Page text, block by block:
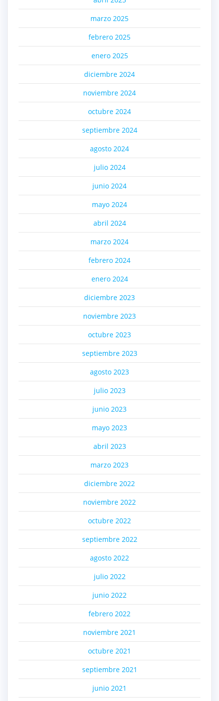
marzo 2025
febrero 2025
enero 2025
diciembre 2024
noviembre 2024
octubre 2024
septiembre 2024
agosto 2024
julio 2024
junio 2024
mayo 2024
abril 2024
marzo 2024
febrero 2024
enero 2024
diciembre 2023
noviembre 2023
octubre 2023
septiembre 2023
agosto 2023
julio 2023
junio 2023
mayo 2023
abril 2023
marzo 2023
diciembre 2022
noviembre 2022
octubre 2022
septiembre 2022
agosto 2022
julio 2022
junio 2022
febrero 2022
noviembre 2021
octubre 2021
septiembre 2021
junio 2021